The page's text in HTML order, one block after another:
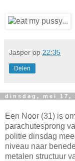
Jasper op 22:35
Delen
dinsdag, mei 17,
Een Noor (31) is
parachutesprong
politie dinsdag
niveau naar
metalen structuur